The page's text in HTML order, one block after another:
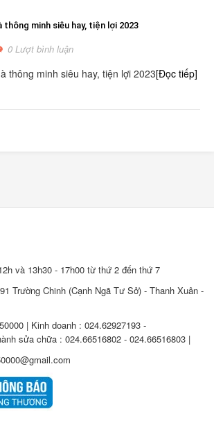
minh siêu hay, tiện lợi 2023
0 Lượt bình luận
thông minh siêu hay, tiện lợi 2023[Đọc tiếp]
và 13h30 - 17h00 từ thứ 2 đến thứ 7
Trường Chinh (Cạnh Ngã Tư Sở) - Thanh Xuân -
| Kinh doanh : 024.62927193 -
sửa chữa : 024.66516802 - 024.66516803 |